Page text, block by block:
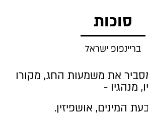
סוכות
בריינפופ ישראל
את משמעות החג, מקורו
מנהגיו -
המינים, אושפיזין.